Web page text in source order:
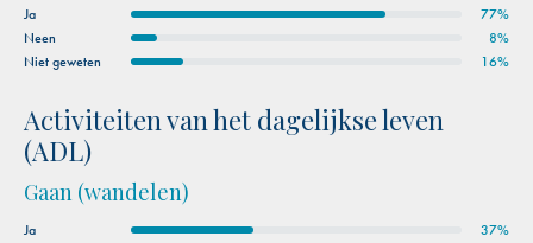
Ja
77%
Neen
8%
Niet geweten
16%
Activiteiten van het dagelijkse leven
(ADL)
Gaan (wandelen)
Ja
37%